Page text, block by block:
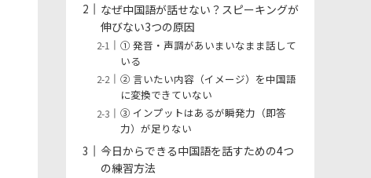
なぜ中国語が話せない？スピーキングが
伸びない3つの原因
① 発音・声調があいまいなまま話して
いる
② 言いたい内容（イメージ）を中国語
に変換できていない
③ インプットはあるが瞬発力（即答
力）が足りない
今日からできる中国語を話すための4つ
の練習方法